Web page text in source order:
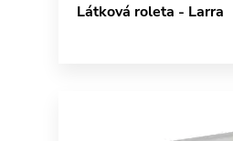
Látková roleta - Larra